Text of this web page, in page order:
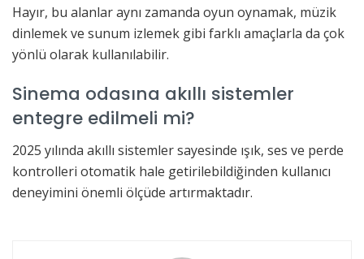
Hayır, bu alanlar aynı zamanda oyun oynamak, müzik
dinlemek ve sunum izlemek gibi farklı amaçlarla da çok
yönlü olarak kullanılabilir.
Sinema odasına akıllı sistemler
entegre edilmeli mi?
2025 yılında akıllı sistemler sayesinde ışık, ses ve perde
kontrolleri otomatik hale getirilebildiğinden kullanıcı
deneyimini önemli ölçüde artırmaktadır.